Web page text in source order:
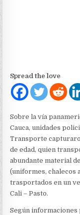
Spread the love
Sobre la vía
Cauca, unidades
Transporte
de edad, quien
abundante material
(uniformes, chalecos
trasportados en un
Cali – Pasto.
Según